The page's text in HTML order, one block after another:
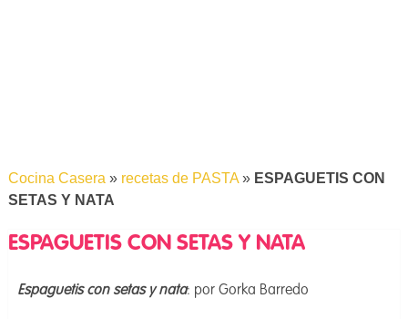
Cocina Casera» recetas de PASTA» ESPAGUETIS CON
SETAS Y NATA
ESPAGUETIS CON SETAS Y NATA
Espaguetis con setas y nata: por Gorka Barredo